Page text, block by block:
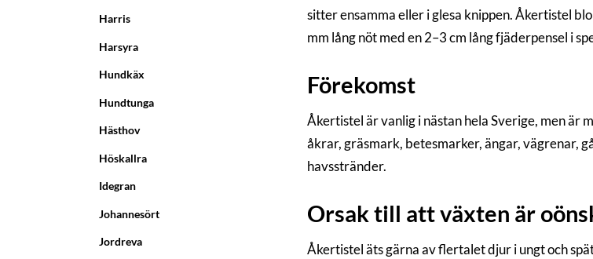
Harris
Harsyra
Hundkäx
Hundtunga
Hästhov
Höskallra
Idegran
Johannesört
Jordreva
sitter ensamma eller i glesa knippen. Åkertistel
mm lång nöt med en 2–3 cm lång fjäderpensel i
Förekomst
Åkertistel är vanlig i nästan hela Sverige, men
åkrar, gräsmark, betesmarker, ängar, vägrenar,
havsstränder.
Orsak till att växten är
Åkertistel äts gärna av flertalet djur i ungt och